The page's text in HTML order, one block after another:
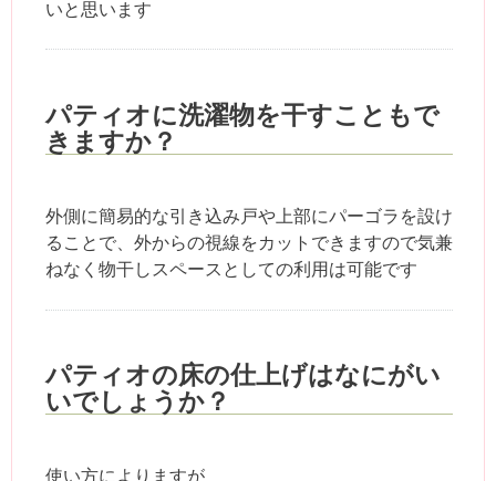
いと思います
パティオに洗濯物を干すこともで
きますか？
外側に簡易的な引き込み戸や上部にパーゴラを設け
ることで、外からの視線をカットできますので気兼
ねなく物干しスペースとしての利用は可能です
パティオの床の仕上げはなにがい
いでしょうか？
使い方によりますが